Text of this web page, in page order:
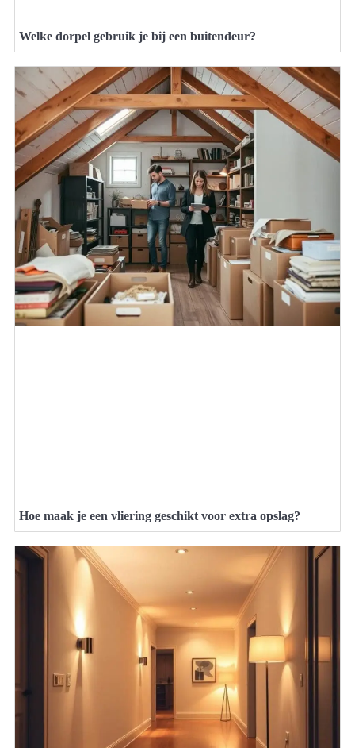
Welke dorpel gebruik je bij een buitendeur?
Hoe maak je een vliering geschikt voor extra opslag?